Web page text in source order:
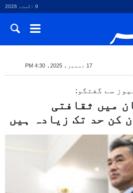
9 اگست، 2026
17 دسمبر، 2025، 4:30 PM
سے گفتگو:
میں ثقافتی
کن حد تک زیادہ ہیں